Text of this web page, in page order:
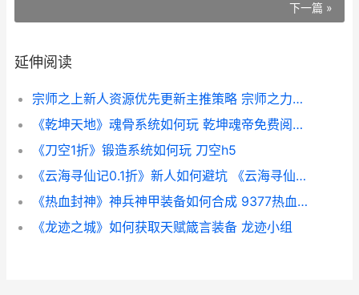
下一篇 »
延伸阅读
宗师之上新人资源优先更新主推策略 宗师之力全图
《乾坤天地》魂骨系统如何玩 乾坤魂帝免费阅读全文
《刀空1折》锻造系统如何玩 刀空h5
《云海寻仙记0.1折》新人如何避坑 《云海寻仙记》
《热血封神》神兵神甲装备如何合成 9377热血封神游戏攻略
《龙迹之城》如何获取天赋箴言装备 龙迹小组